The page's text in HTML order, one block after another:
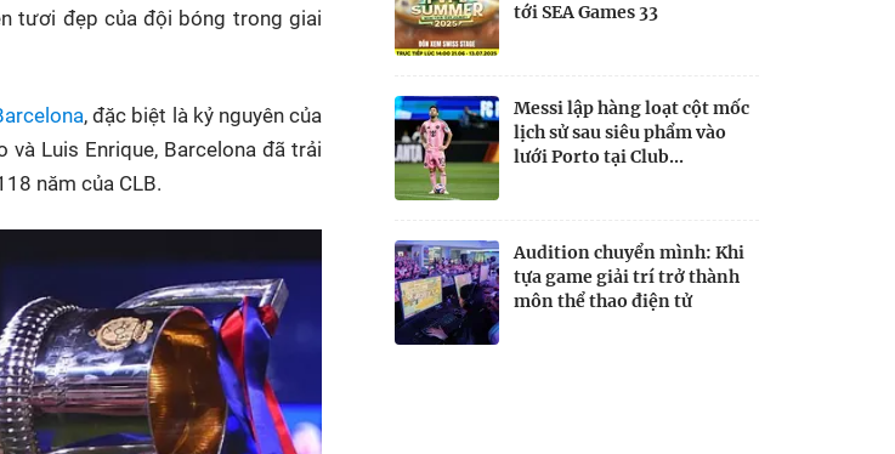
tươi đẹp của đội bóng trong giai
, đặc biệt là kỷ nguyên của
và Luis Enrique, Barcelona đã trải
năm của CLB.
tới SEA Games 33
Messi lập hàng loạt cột mốc
lịch sử sau siêu phẩm vào
lưới Porto tại Club...
Audition chuyển mình: Khi
tựa game giải trí trở thành
môn thể thao điện tử